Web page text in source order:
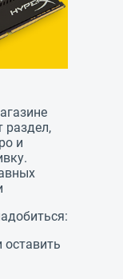
раздел,
и
оставить